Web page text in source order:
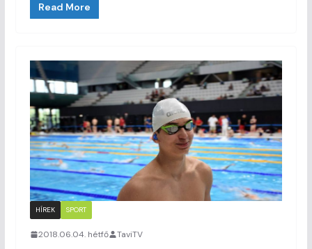
Read More
HÍREK SPORT
2018.06.04. hétfő TaviTV